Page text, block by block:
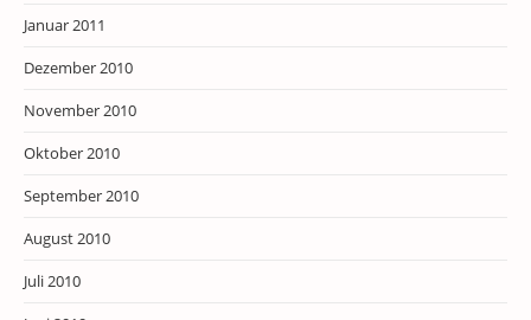
Januar 2011
Dezember 2010
November 2010
Oktober 2010
September 2010
August 2010
Juli 2010